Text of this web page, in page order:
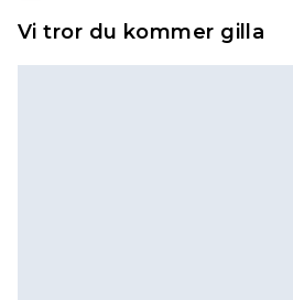
Vi tror du kommer gilla